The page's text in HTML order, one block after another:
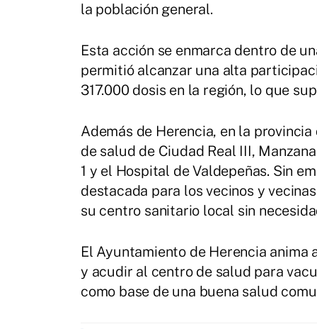
la población general.
Esta acción se enmarca dentro de
permitió alcanzar una alta
317.000 dosis en la región, lo que
Además de Herencia, en la
de salud de Ciudad Real III,
1 y el Hospital de Valdepeñas. Sin
destacada para los vecinos y
su centro sanitario local sin
El Ayuntamiento de Herencia
y acudir al centro de salud para
como base de una buena salud